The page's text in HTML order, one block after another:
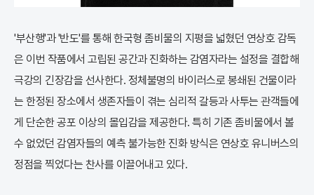
'부산행'과 '반도'를 통해 한국형 좀비물의 지평을 넓혔던 연상호 감독
은 이번 작품에서 고립된 공간과 진화하는 감염자라는 설정을 결합해
극강의 긴장감을 선사한다. 정체불명의 바이러스로 봉쇄된 건물이라
는 한정된 장소에서 생존자들이 겪는 심리적 갈등과 사투는 관객들에
게 단순한 공포 이상의 몰입감을 제공한다. 특히 기존 좀비물에서 볼
수 없었던 감염자들의 예측 불가능한 진화 방식은 연상호 유니버스의
정점을 찍었다는 찬사를 이끌어내고 있다.